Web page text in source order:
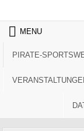
MENU
PIRATE-